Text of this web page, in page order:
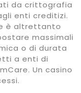
da crittografia
enti creditizi.
è altrettanto
massimali
o di durata
a enti di
Un casino